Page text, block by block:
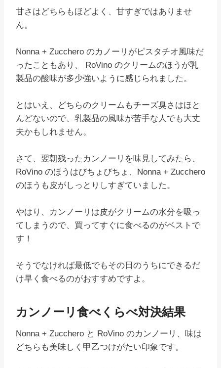
甘さはどちらもほどよく、甘すぎではありませ
ん。
Nonna + Zucchero のカノーリがピスタチオ風味だ
ったこともあり、 RoVino のクリームのほうが乳
製品の酸味が多少強いように感じられました。
とはいえ、どちらのクリームもチーズ臭さはほと
んどないので、乳製品の風味が苦手な人でも大丈
夫かもしれません。
さて、翌朝残ったカンノーリを味見してみたら、
RoVino のほうはびちょびちょ、Nonna + Zucchero
のほうも皮がしっとりしすぎていました。
やはり、カンノーリは皮がクリームの水分を吸っ
てしまうので、買ってすぐに食べるのがベストで
す！
そうでなければ最低でもその日のうちにできるだ
け早く食べるのがおすすめですよ。
カンノーリ食べくらべ対決結果
Nonna + Zucchero と RoVino のカンノーリ、味は
どちらも美味しく甲乙つけがたい印象です。